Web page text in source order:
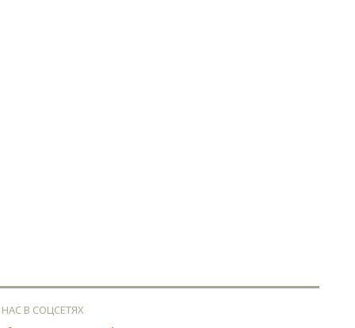
В СОЦСЕТЯХ